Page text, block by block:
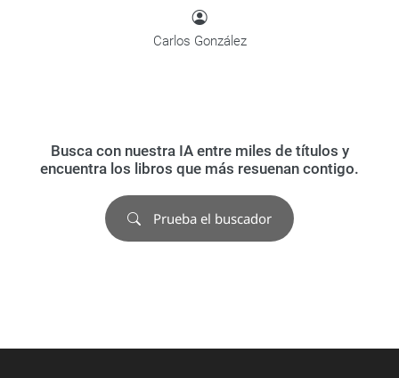
Carlos González
Busca con nuestra IA entre miles de títulos y
encuentra los libros que más resuenan contigo.
Prueba el buscador